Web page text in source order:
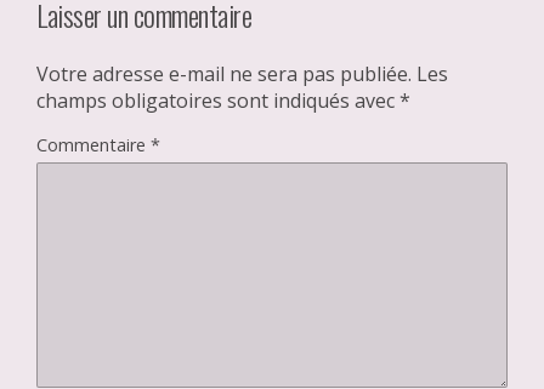
Laisser un commentaire
Votre adresse e-mail ne sera pas publiée. Les
champs obligatoires sont indiqués avec*
Commentaire *